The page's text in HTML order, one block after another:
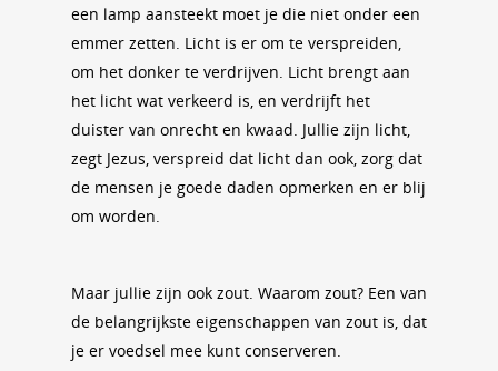
een lamp aansteekt moet je die niet onder een
emmer zetten. Licht is er om te verspreiden,
om het donker te verdrijven. Licht brengt aan
het licht wat verkeerd is, en verdrijft het
duister van onrecht en kwaad. Jullie zijn licht,
zegt Jezus, verspreid dat licht dan ook, zorg dat
de mensen je goede daden opmerken en er blij
om worden.
Maar jullie zijn ook zout. Waarom zout? Een van
de belangrijkste eigenschappen van zout is, dat
je er voedsel mee kunt conserveren.